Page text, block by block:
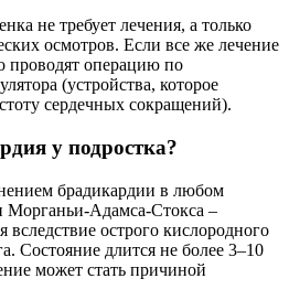
не требует лечения, а только
осмотров. Если все же лечение
проводят операцию по
(устройства, которое
сердечных сокращений).
у подростка?
брадикардии в любом
Морганьи-Адамса-Стокса –
вследствие острого кислородного
Состояние длится не более 3–10
может стать причиной